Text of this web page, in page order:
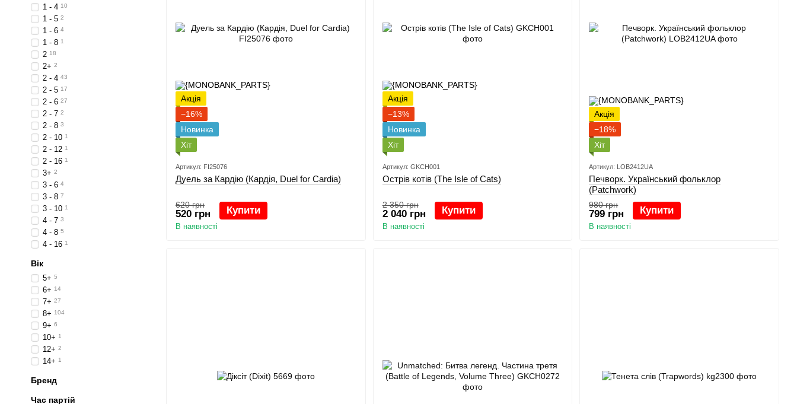
Акція
−16%
Новинка
Хіт
Артикул: FI25076
Дуель за Кардію (Кардія, Duel for Cardia)
620 грн
520 грн Купити
В наявності
Акція
−13%
Новинка
Хіт
Артикул: GKCH001
Острів котів (The Isle of Cats)
2 350 грн
2 040 грн Купити
В наявності
Акція
−18%
Хіт
Артикул: LOB2412UA
Печворк. Український фольклор
(Patchwork)
980 грн
799 грн Купити
В наявності
1 - 4 10
1 - 5 2
1 - 6 4
1 - 8 1
2 18
2+ 2
2 - 4 43
2 - 5 17
2 - 6 27
2 - 7 2
2 - 8 3
2 - 10 1
2 - 12 1
2 - 16 1
3+ 2
3 - 6 4
3 - 8 7
3 - 10 1
4 - 7 3
4 - 8 5
4 - 16 1
Вік
5+ 5
6+ 14
7+ 27
8+ 104
9+ 6
10+ 1
12+ 2
14+ 1
Бренд
Час партій